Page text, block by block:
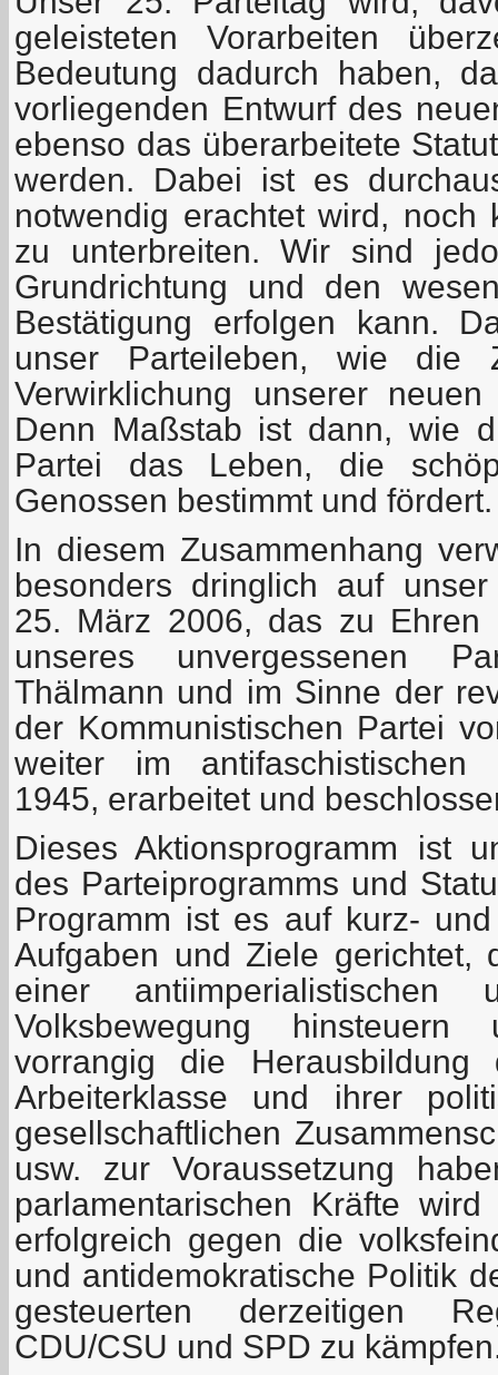
geleisteten Vorarbeiten
Bedeutung dadurch haben,
vorliegenden Entwurf des
ebenso das überarbeitete
werden. Dabei ist es
notwendig erachtet wird, noch
zu unterbreiten. Wir sind
Grundrichtung und den
Bestätigung erfolgen kann.
unser Parteileben, wie die
Verwirklichung unserer
Denn Maßstab ist dann, wie
Partei das Leben, die
Genossen bestimmt und fördert.
In diesem Zusammenhang
besonders dringlich auf
25. März 2006, das zu Ehren
unseres unvergessenen
Thälmann und im Sinne der
der Kommunistischen Partei
weiter im antifaschistischen
1945, erarbeitet und
Dieses Aktionsprogramm ist
des Parteiprogramms und
Programm ist es auf kurz-
Aufgaben und Ziele gerichtet,
einer antiimperialistischen
Volksbewegung
vorrangig die Herausbildung
Arbeiterklasse und ihrer
gesellschaftlichen
usw. zur Voraussetzung
parlamentarischen Kräfte
erfolgreich gegen die
und antidemokratische Politik
gesteuerten derzeitigen
CDU/CSU und SPD zu